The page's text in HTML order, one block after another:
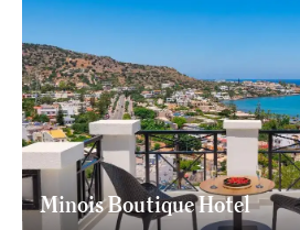
Minois Boutique Hotel